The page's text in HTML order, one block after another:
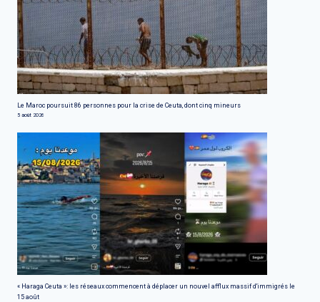
Le Maroc poursuit 86 personnes pour la crise de Ceuta, dont cinq mineurs
5 août 2026
« Haraga Ceuta »: les réseaux commencent à déplacer un nouvel afflux massif d'immigrés le
15 août